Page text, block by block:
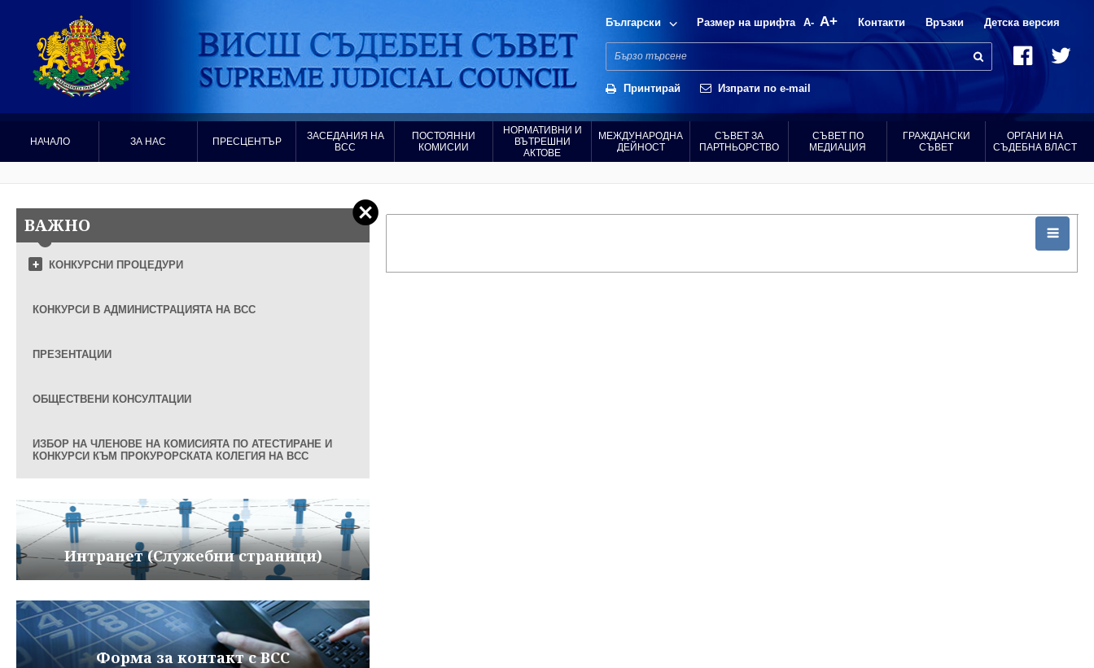
Български Размер на шрифта A- A+ Контакти Връзки Детска версия
Принтирай Изпрати по e-mail
НАЧАЛО ЗА НАС ПРЕСЦЕНТЪР
ЗАСЕДАНИЯ НА
ВСС
ПОСТОЯННИ
КОМИСИИ
НОРМАТИВНИ И
ВЪТРЕШНИ
АКТОВЕ
МЕЖДУНАРОДНА
ДЕЙНОСТ
СЪВЕТ ЗА
ПАРТНЬОРСТВО
СЪВЕТ ПО
МЕДИАЦИЯ
ГРАЖДАНСКИ
СЪВЕТ
ОРГАНИ НА
СЪДЕБНА ВЛАСТ
ВАЖНО
КОНКУРСНИ ПРОЦЕДУРИ
КОНКУРСИ В АДМИНИСТРАЦИЯТА НА ВСС
ПРЕЗЕНТАЦИИ
ОБЩЕСТВЕНИ КОНСУЛТАЦИИ
ИЗБОР НА ЧЛЕНОВЕ НА КОМИСИЯТА ПО АТЕСТИРАНЕ И
КОНКУРСИ КЪМ ПРОКУРОРСКАТА КОЛЕГИЯ НА ВСС
Интранет (Служебни страници)
Форма за контакт с ВСС